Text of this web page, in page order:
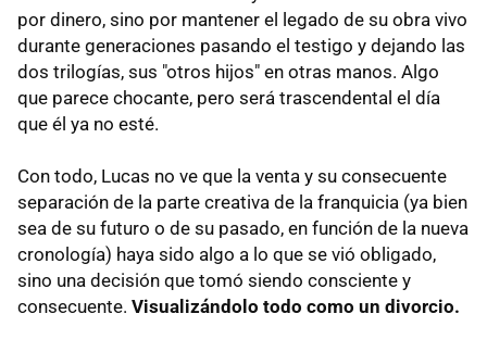
por dinero, sino por mantener el legado de su obra vivo
durante generaciones pasando el testigo y dejando las
dos trilogías, sus "otros hijos" en otras manos. Algo
que parece chocante, pero será trascendental el día
que él ya no esté.
Con todo, Lucas no ve que la venta y su consecuente
separación de la parte creativa de la franquicia (ya bien
sea de su futuro o de su pasado, en función de la nueva
cronología) haya sido algo a lo que se vió obligado,
sino una decisión que tomó siendo consciente y
consecuente. Visualizándolo todo como un divorcio.